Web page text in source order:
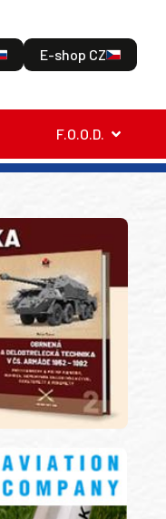
E-shop CZ
F.O.O.D.